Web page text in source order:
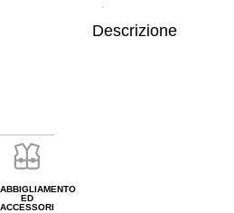
ABBIGLIAMENTO
ED
ACCESSORI
Descrizione